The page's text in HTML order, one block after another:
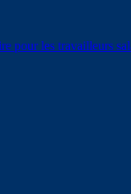
pour les travailleurs